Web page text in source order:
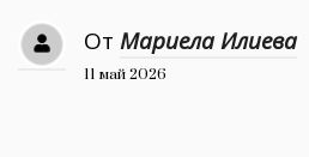
Дизайн
1272 От Мариела Илиева
11 май 2026